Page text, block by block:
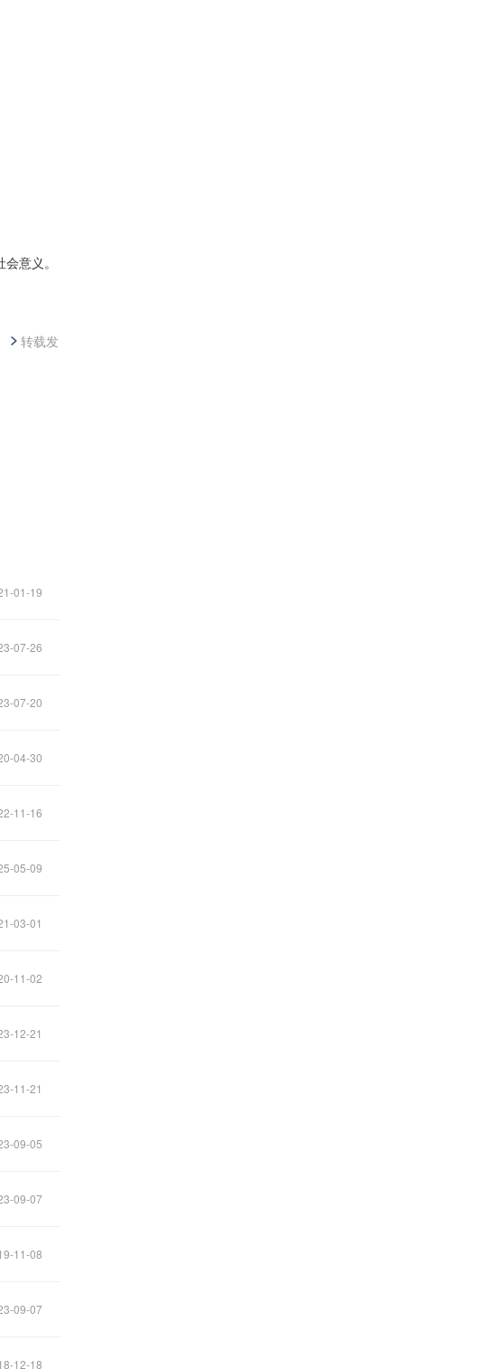
意义。
转载发
01-19
07-26
07-20
04-30
11-16
05-09
03-01
11-02
12-21
11-21
09-05
09-07
11-08
09-07
12-18